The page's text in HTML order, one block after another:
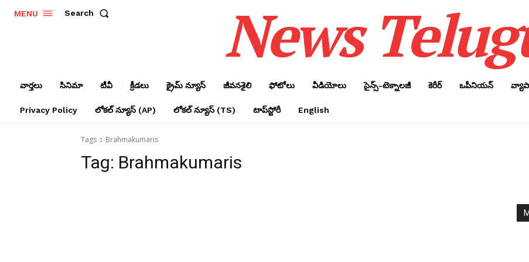
MENU Search News
వార్తలు సినిమా టీవీ క్రీడలు క్రైమ్ న్యూస్‌ జీవనశైలి ఫోటోలు వీడియోలు సైన్స్‌-టెక్నాలజీ కెరీర్‌ ఒపీనియన్‌
Privacy Policy లోక‌ల్ న్యూస్‌ (AP) లోక‌ల్ న్యూస్‌ (TS) టాప్‌స్టోరీ English
Tags Brahmakumaris
Tag: Brahmakumaris